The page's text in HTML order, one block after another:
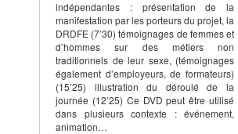
indépendantes : présentation de la
manifestation par les porteurs du projet, la
DRDFE (7’30) témoignages de femmes et
d’hommes sur des métiers non
traditionnels de leur sexe, (témoignages
également d’employeurs, de formateurs)
(15’25) illustration du déroulé de la
journée (12’25) Ce DVD peut être utilisé
dans plusieurs contexte : événement,
animation…